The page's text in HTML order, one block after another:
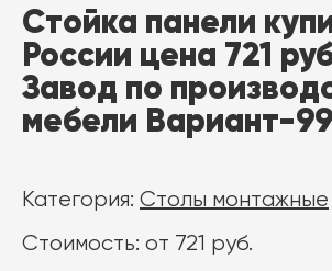
Стойка панели
России цена 721
Завод по
мебели Вариант-
Категория: Столы монтажные
Стоимость: от 721 руб.